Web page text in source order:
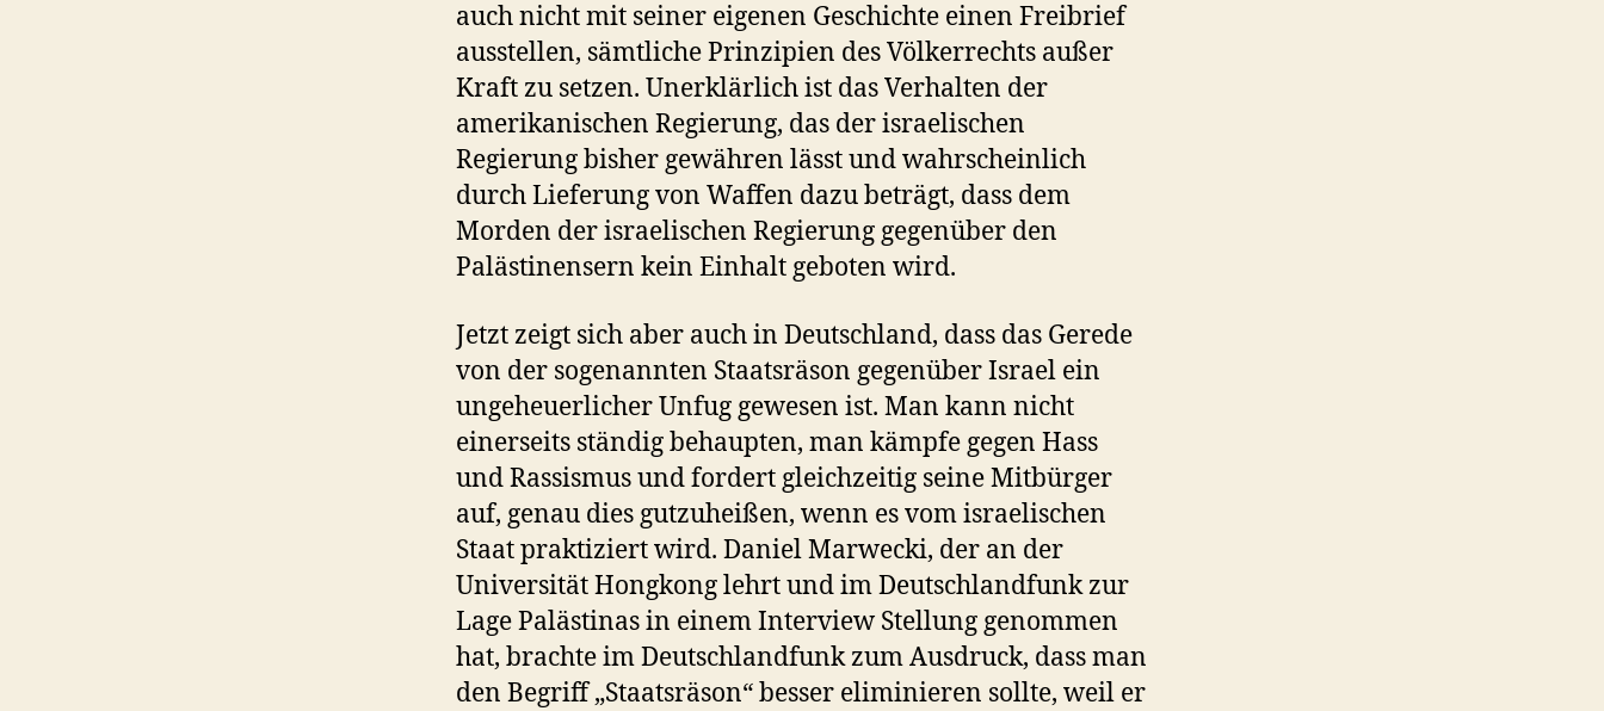
auch nicht mit seiner eigenen Geschichte einen Freibrief
ausstellen, sämtliche Prinzipien des Völkerrechts außer
Kraft zu setzen. Unerklärlich ist das Verhalten der
amerikanischen Regierung, das der israelischen
Regierung bisher gewähren lässt und wahrscheinlich
durch Lieferung von Waffen dazu beträgt, dass dem
Morden der israelischen Regierung gegenüber den
Palästinensern kein Einhalt geboten wird.
Jetzt zeigt sich aber auch in Deutschland, dass das Gerede
von der sogenannten Staatsräson gegenüber Israel ein
ungeheuerlicher Unfug gewesen ist. Man kann nicht
einerseits ständig behaupten, man kämpfe gegen Hass
und Rassismus und fordert gleichzeitig seine Mitbürger
auf, genau dies gutzuheißen, wenn es vom israelischen
Staat praktiziert wird. Daniel Marwecki, der an der
Universität Hongkong lehrt und im Deutschlandfunk zur
Lage Palästinas in einem Interview Stellung genommen
hat, brachte im Deutschlandfunk zum Ausdruck, dass man
den Begriff „Staatsräson“ besser eliminieren sollte, weil er